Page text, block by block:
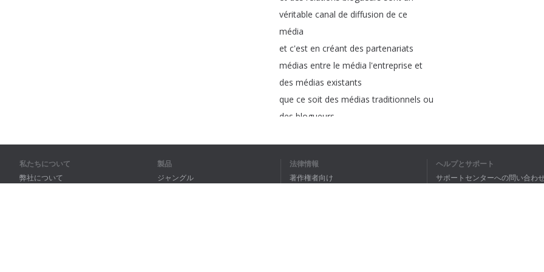
véritable canal de diffusion de ce
média
et c'est en créant des partenariats
médias entre le média l'entreprise et
des médias existants
que ce soit des médias traditionnels ou
des blogueurs
partenariats
qui vont moins amener à ramener plus
私たちについて
弊社について
製品
ジャングル
法律情報
著作権者向け
ヘルプとサポート
サポートセンターへの問い合わ